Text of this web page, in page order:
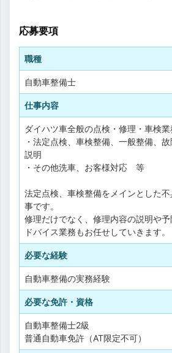
応募要項
職種
自動車整備士
仕事内容
ダイハツ車全般の点検・修理・車検業
・法定点検、車検整備、一般整備、
説明
・その他洗車、お客様対応 等
法定点検、車検整備をメインとした
事です。
修理だけでなく、修理内容の説明や
ドバイス業務もお任せしていきます。
必要な経験
自動車整備の実務経験
必要な免許・資格
自動車整備士2級
普通自動車免許（AT限定不可）